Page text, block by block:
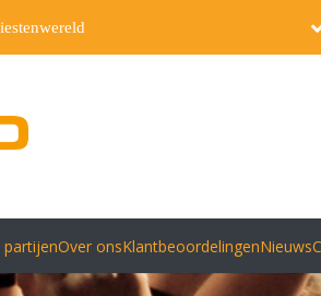
Over onsKlantbeoordelingenNieuws